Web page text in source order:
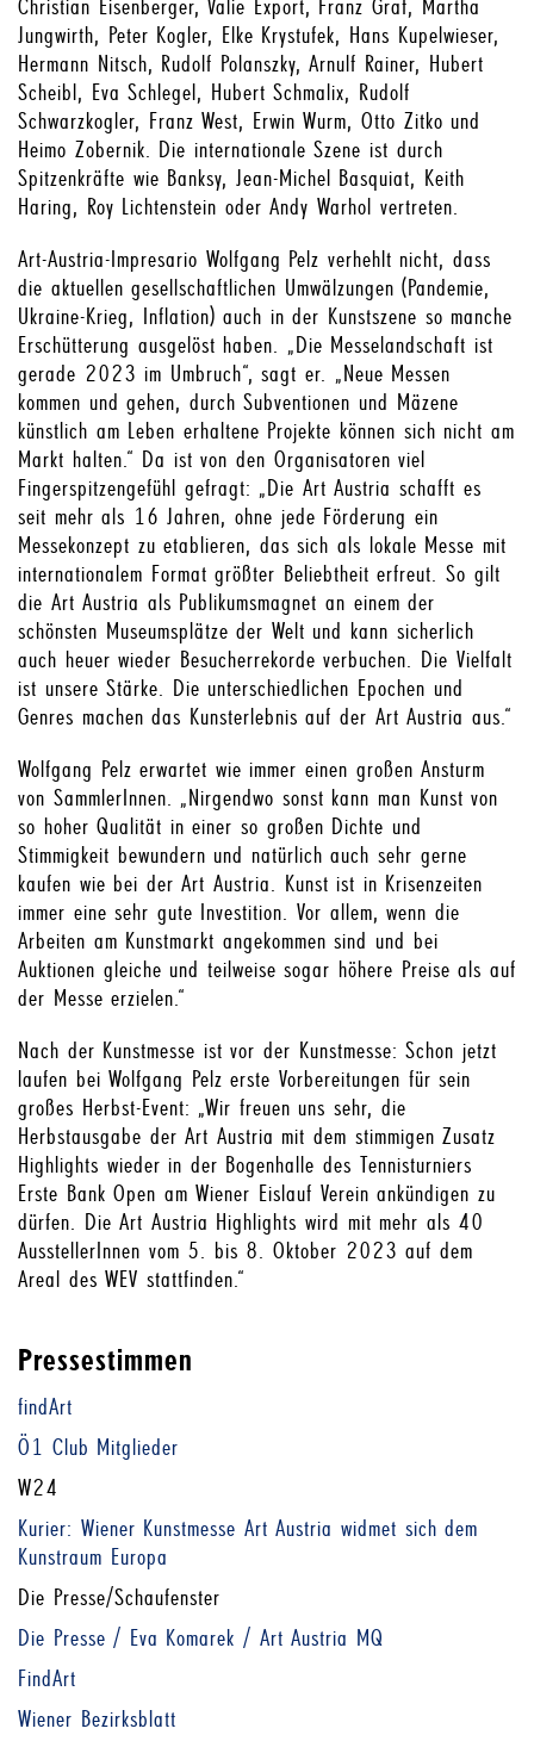
Christian Eisenberger, Valie Export, Franz Graf, Martha
Jungwirth, Peter Kogler, Elke Krystufek, Hans Kupelwieser,
Hermann Nitsch, Rudolf Polanszky, Arnulf Rainer, Hubert
Scheibl, Eva Schlegel, Hubert Schmalix, Rudolf
Schwarzkogler, Franz West, Erwin Wurm, Otto Zitko und
Heimo Zobernik. Die internationale Szene ist durch
Spitzenkräfte wie Banksy, Jean-Michel Basquiat, Keith
Haring, Roy Lichtenstein oder Andy Warhol vertreten.
Art-Austria-Impresario Wolfgang Pelz verhehlt nicht, dass
die aktuellen gesellschaftlichen Umwälzungen (Pandemie,
Ukraine-Krieg, Inflation) auch in der Kunstszene so manche
Erschütterung ausgelöst haben. „Die Messelandschaft ist
gerade 2023 im Umbruch“, sagt er. „Neue Messen
kommen und gehen, durch Subventionen und Mäzene
künstlich am Leben erhaltene Projekte können sich nicht am
Markt halten.“ Da ist von den Organisatoren viel
Fingerspitzengefühl gefragt: „Die Art Austria schafft es
seit mehr als 16 Jahren, ohne jede Förderung ein
Messekonzept zu etablieren, das sich als lokale Messe mit
internationalem Format größter Beliebtheit erfreut. So gilt
die Art Austria als Publikumsmagnet an einem der
schönsten Museumsplätze der Welt und kann sicherlich
auch heuer wieder Besucherrekorde verbuchen. Die Vielfalt
ist unsere Stärke. Die unterschiedlichen Epochen und
Genres machen das Kunsterlebnis auf der Art Austria aus.“
Wolfgang Pelz erwartet wie immer einen großen Ansturm
von SammlerInnen. „Nirgendwo sonst kann man Kunst von
so hoher Qualität in einer so großen Dichte und
Stimmigkeit bewundern und natürlich auch sehr gerne
kaufen wie bei der Art Austria. Kunst ist in Krisenzeiten
immer eine sehr gute Investition. Vor allem, wenn die
Arbeiten am Kunstmarkt angekommen sind und bei
Auktionen gleiche und teilweise sogar höhere Preise als auf
der Messe erzielen.“
Nach der Kunstmesse ist vor der Kunstmesse: Schon jetzt
laufen bei Wolfgang Pelz erste Vorbereitungen für sein
großes Herbst-Event: „Wir freuen uns sehr, die
Herbstausgabe der Art Austria mit dem stimmigen Zusatz
Highlights wieder in der Bogenhalle des Tennisturniers
Erste Bank Open am Wiener Eislauf Verein ankündigen zu
dürfen. Die Art Austria Highlights wird mit mehr als 40
AusstellerInnen vom 5. bis 8. Oktober 2023 auf dem
Areal des WEV stattfinden.“
Pressestimmen
findArt
Ö1 Club Mitglieder
W24
Kurier: Wiener Kunstmesse Art Austria widmet sich dem
Kunstraum Europa
Die Presse/Schaufenster
Die Presse / Eva Komarek / Art Austria MQ
FindArt
Wiener Bezirksblatt